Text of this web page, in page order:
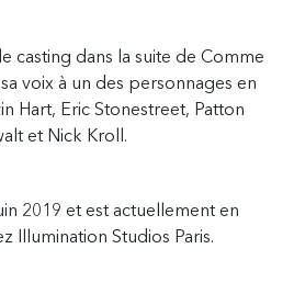
casting dans la suite de Comme
voix à un des personnages en
Hart, Eric Stonestreet, Patton
et Nick Kroll.
2019 et est actuellement en
Illumination Studios Paris.